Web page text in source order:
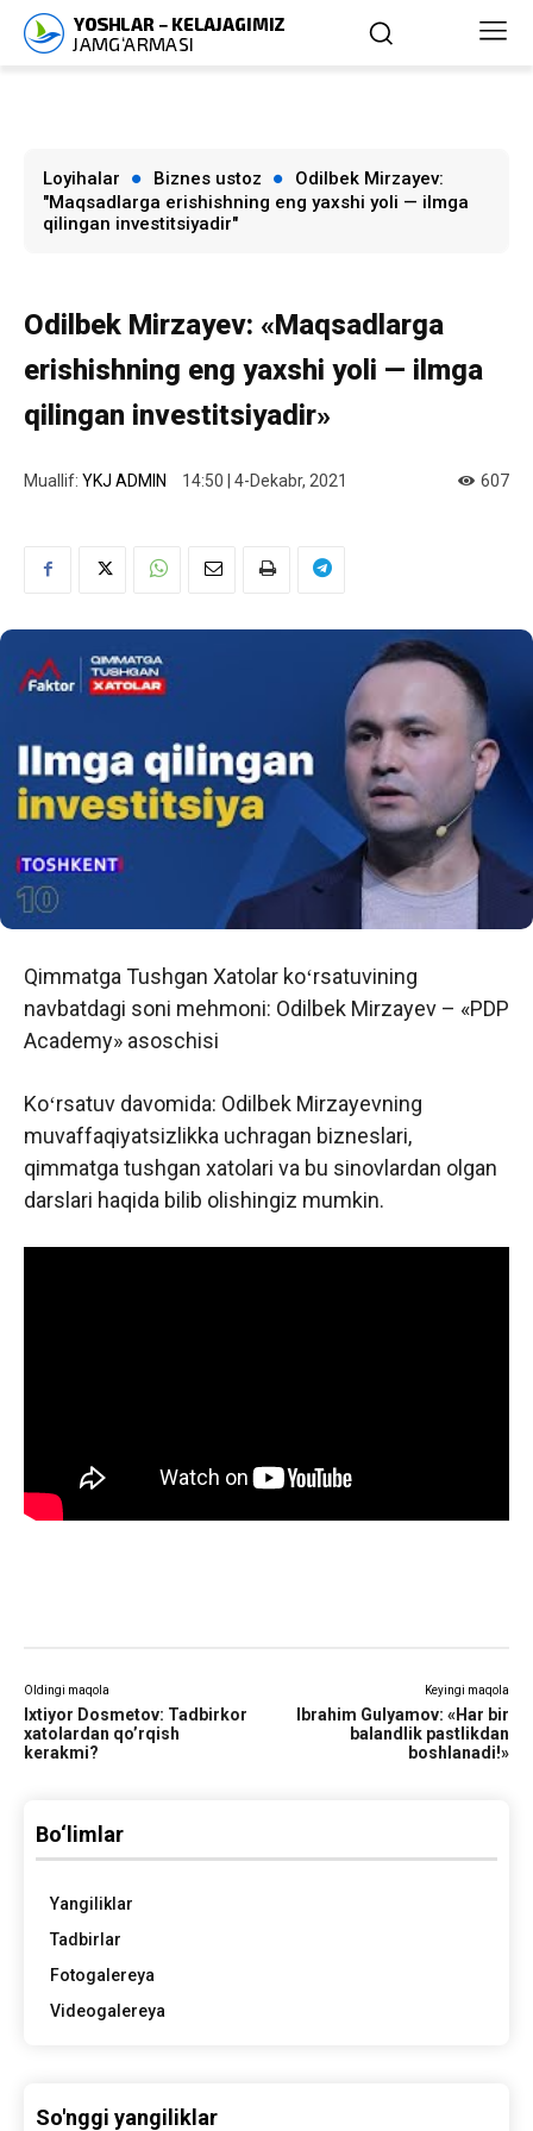
Loyihalar Biznes ustoz
Odilbek Mirzayev:
"Maqsadlarga erishishning eng yaxshi yoli — ilmga
qilingan investitsiyadir"
Odilbek Mirzayev: «Maqsadlarga
erishishning eng yaxshi yoli — ilmga
qilingan investitsiyadir»
Muallif: YKJ ADMIN 14:50 | 4-Dekabr, 2021 607
Qimmatga Tushgan Xatolar koʻrsatuvining
navbatdagi soni mehmoni: Odilbek Mirzayev – «PDP
Academy» asoschisi
Koʻrsatuv davomida: Odilbek Mirzayevning
muvaffaqiyatsizlikka uchragan bizneslari,
qimmatga tushgan xatolari va bu sinovlardan olgan
darslari haqida bilib olishingiz mumkin.
Oldingi maqola
Ixtiyor Dosmetov: Tadbirkor
xatolardan qo’rqish
kerakmi?
Keyingi maqola
Ibrahim Gulyamov: «Har bir
balandlik pastlikdan
boshlanadi!»
Bo‘limlar
Yangiliklar
Tadbirlar
Fotogalereya
Videogalereya
So'nggi yangiliklar